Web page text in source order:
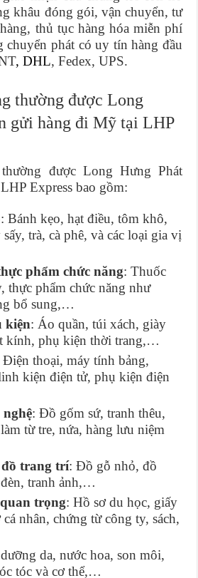
khâu đóng gói, vận chuyển, tư
thủ tục hàng hóa miễn phí
chuyển phát có uy tín hàng đầu
, DHL, Fedex, UPS.
thường được Long
gửi hàng đi Mỹ tại LHP
được Long Hưng Phát
Express bao gồm:
: Bánh kẹo, hạt điều, tôm khô,
trà, cà phê, và các loại gia vị
phẩm chức năng: Thuốc
thực phẩm chức năng như
bổ sung,…
kiện: Áo quần, túi xách, giày
kính, phụ kiện thời trang,…
Điện thoại, máy tính bảng,
kiện điện tử, phụ kiện điện
: Đồ gốm sứ, tranh thêu,
từ tre, nứa, hàng lưu niệm
trang trí: Đồ gỗ nhỏ, đồ
tranh ảnh,…
trọng: Hồ sơ du học, giấy
nhân, chứng từ công ty, sách,
da, nước hoa, son môi,
tóc và cơ thể,…